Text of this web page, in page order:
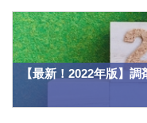
【最新！2022年版】